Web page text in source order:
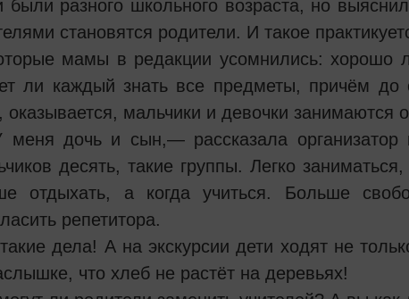
были разного школьного возраста, но
становятся родители. И такое
мамы в редакции усомнились: хорошо
ли каждый знать все предметы, причём до
оказывается, мальчики и девочки занимаются
дочь и сын,— рассказала организатор
десять, такие группы. Легко
отдыхать, а когда учиться. Больше
репетитора.
дела! А на экскурсии дети ходят не
что хлеб не растёт на деревьях!